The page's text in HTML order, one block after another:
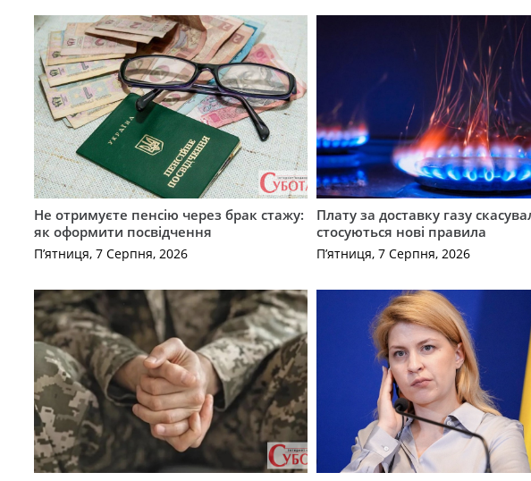
Не отримуєте пенсію через брак стажу:
як оформити посвідчення
П’ятниця, 7 Серпня, 2026
Плату за доставку газу
стосуються нові правила
П’ятниця, 7 Серпня, 2026